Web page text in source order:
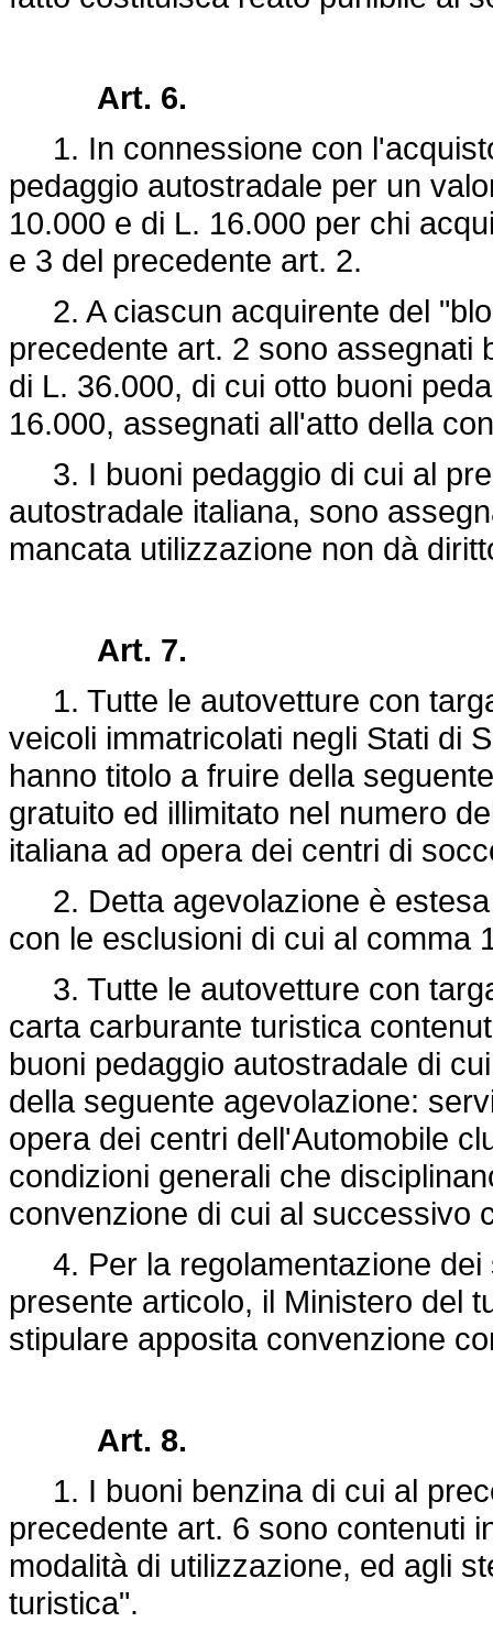
Art. 6.
1. In connessione con
pedaggio autostradale per un
10.000 e di L. 16.000 per chi
e 3 del precedente art. 2.
2. A ciascun acquirente del
precedente art. 2 sono assegnati
di L. 36.000, di cui otto buoni
16.000, assegnati all'atto della
3. I buoni pedaggio di cui al
autostradale italiana, sono
mancata utilizzazione non dà
Art. 7.
1. Tutte le autovetture con
veicoli immatricolati negli Stati di
hanno titolo a fruire della
gratuito ed illimitato nel numero
italiana ad opera dei centri di
2. Detta agevolazione è estesa
con le esclusioni di cui al comma
3. Tutte le autovetture con
carta carburante turistica
buoni pedaggio autostradale di
della seguente agevolazione:
opera dei centri dell'Automobile
condizioni generali che
convenzione di cui al successivo
4. Per la regolamentazione dei
presente articolo, il Ministero del
stipulare apposita convenzione
Art. 8.
1. I buoni benzina di cui al
precedente art. 6 sono contenuti
modalità di utilizzazione, ed agli
turistica".